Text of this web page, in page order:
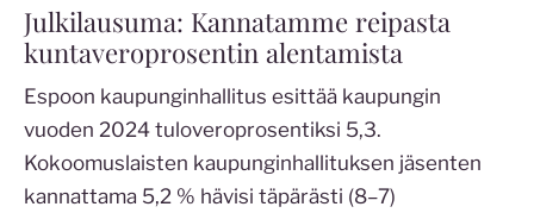
Julkilausuma: Kannatamme reipasta
kuntaveroprosentin alentamista
Espoon kaupunginhallitus esittää kaupungin
vuoden 2024 tuloveroprosentiksi 5,3.
Kokoomuslaisten kaupunginhallituksen jäsenten
kannattama 5,2 % hävisi täpärästi (8–7)